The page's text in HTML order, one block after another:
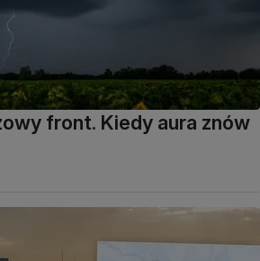
front. Kiedy aura znów